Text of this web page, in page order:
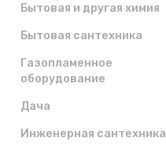
Бытовая и другая химия
Бытовая сантехника
Газопламенное
оборудование
Дача
Инженерная сантехника